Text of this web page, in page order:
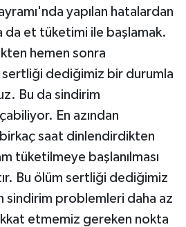
yapılan hatalardan
da et tüketimi ile başlamak.
hemen sonra
dediğimiz bir durumla
Bu da sindirim
En azından
saat dinlendirdikten
tüketilmeye başlanılması
Bu ölüm sertliği dediğimiz
sindirim problemleri daha az
etmemiz gereken nokta